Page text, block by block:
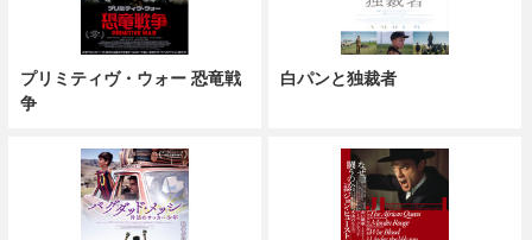
プリミティヴ・ウォー 恐竜戦
争
白パンと独裁者